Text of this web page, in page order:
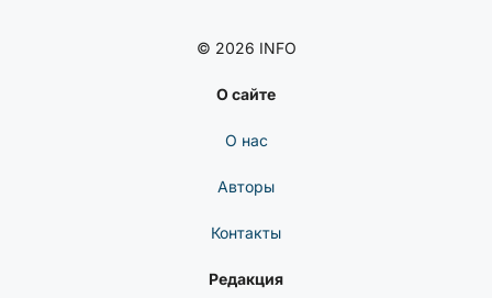
CISA Требует Патч До 6
CYBERSECUREFOX
LinkedIn
Telegram
Discord